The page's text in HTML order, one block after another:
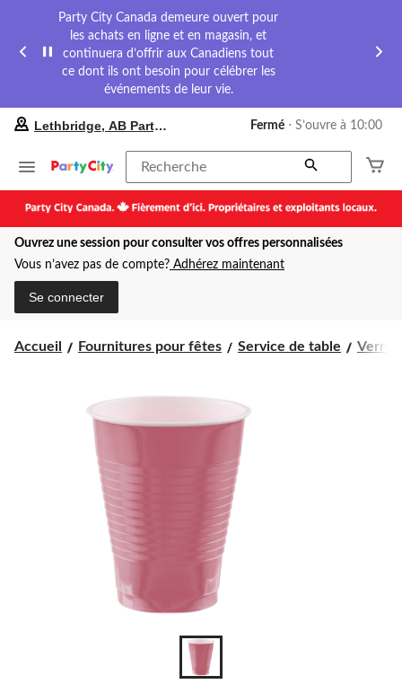
Party City Canada demeure ouvert pour
les achats en ligne et en magasin, et
continuera d’offrir aux Canadiens tout
ce dont ils ont besoin pour célébrer les
événements de leur vie.
préféré
Lethbridge,
Party
City,
courament
Fermé,
pour
Lethbridge, AB Party City Fermé ⋅ S’ouvre à 10:00
Recherche
Ouvrez une session pour consulter vos offres personnalisées
Vous n’avez pas de compte? Adhérez maintenant
Se connecter
Accueil Fournitures pour fêtes Service de table Verres